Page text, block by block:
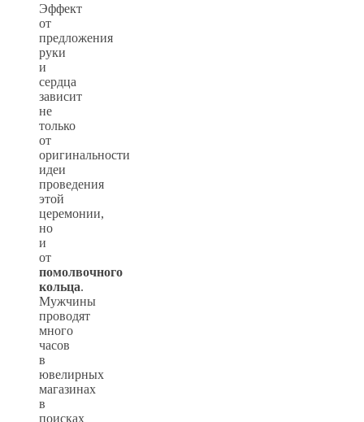
Эффект
от
предложения
руки
и
сердца
зависит
не
только
от
оригинальности
идеи
проведения
этой
церемонии,
но
и
от
помолвочного
кольца.
Мужчины
проводят
много
часов
в
ювелирных
магазинах
в
поисках